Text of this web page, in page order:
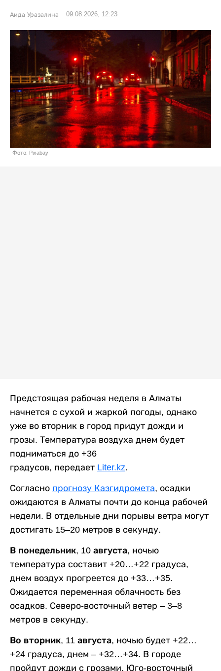
Аида Уразалина 09.08.2026, 12:23
Фото: Pixabay
Предстоящая рабочая неделя в Алматы
начнется с сухой и жаркой погоды, однако
уже во вторник в город придут дожди и
грозы. Температура воздуха днем будет
подниматься до +36
градусов, передает Liter.kz.
Согласно прогнозу Казгидромета, осадки
ожидаются в Алматы почти до конца рабочей
недели. В отдельные дни порывы ветра могут
достигать 15–20 метров в секунду.
В понедельник, 10 августа, ночью
температура составит +20…+22 градуса,
днем воздух прогреется до +33…+35.
Ожидается переменная облачность без
осадков. Северо-восточный ветер – 3–8
метров в секунду.
Во вторник, 11 августа, ночью будет +22…
+24 градуса, днем – +32…+34. В городе
пройдут дожди с грозами. Юго-восточный